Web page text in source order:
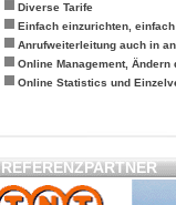
Diverse Tarife
Einfach einzurichten,
Anrufweiterleitung auch in
Online Management, Ändern
Online Statistics und
REFERENZPARTNER